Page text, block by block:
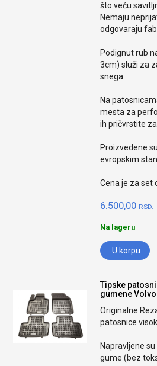
što veću
Nemaju
odgovaraju
Podignut rub
3cm) služi za
snega.
Na
mesta za
ih pričvrstite
Proizvedene
evropskim
Cena je za set
6.500,00 RSD.
Na lageru
U korpu
Tipske
gumene
Originalne
patosnice
Napravljene
gume (bez